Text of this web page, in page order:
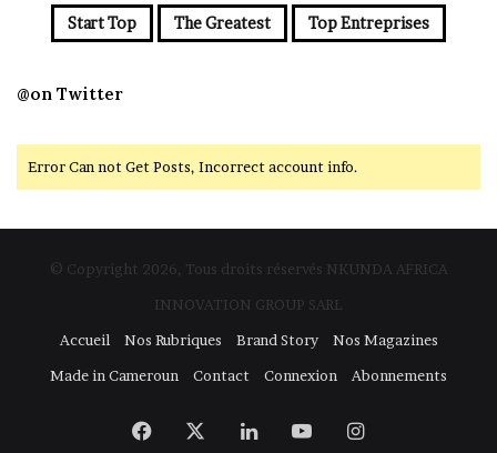
Start Top The Greatest Top Entreprises
@on Twitter
Error Can not Get Posts, Incorrect account info.
© Copyright 2026, Tous droits réservés NKUNDA AFRICA
INNOVATION GROUP SARL
Accueil
Nos Rubriques Brand Story
Nos Magazines
Made in Cameroun
Contact Connexion Abonnements
Facebook LinkedinYouTubeInstagram